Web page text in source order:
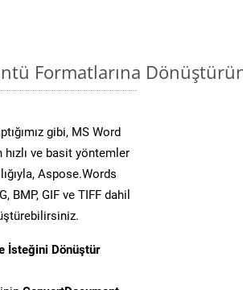
Formatlarına Dönüştürün
gibi, MS Word
ve basit yöntemler
Aspose.Words
BMP, GIF ve TIFF dahil
İsteğini Dönüştür